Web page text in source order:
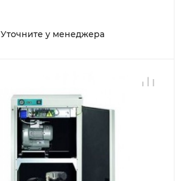
Уточните у менеджера